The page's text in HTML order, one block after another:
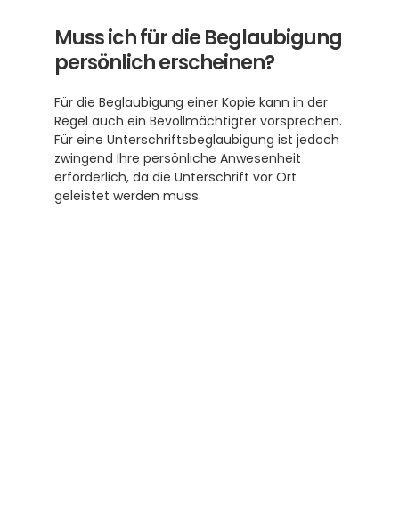
Muss ich für die Beglaubigung
persönlich erscheinen?
Für die Beglaubigung einer Kopie kann in der
Regel auch ein Bevollmächtigter vorsprechen.
Für eine Unterschriftsbeglaubigung ist jedoch
zwingend Ihre persönliche Anwesenheit
erforderlich, da die Unterschrift vor Ort
geleistet werden muss.